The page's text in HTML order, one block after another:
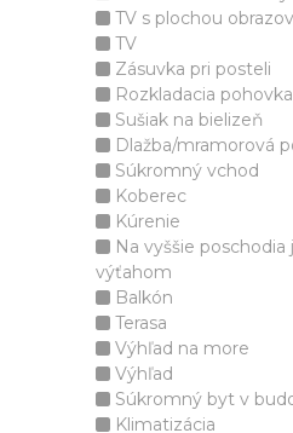
TV s plochou
TV
Zásuvka pri posteli
Rozkladacia pohovka
Sušiak na bielizeň
Dlažba/mramorová
Súkromný vchod
Koberec
Kúrenie
Na vyššie poschodia
výťahom
Balkón
Terasa
Výhľad na more
Výhľad
Súkromný byt v
Klimatizácia